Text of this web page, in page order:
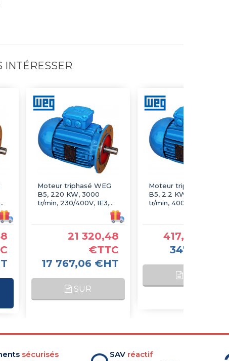
INTÉRESSER
Moteur triphasé WEG
B5, 220 KW, 3000
tr/min, 230/400V, IE3,
21 320,48
€TTC
17 767,06 €HT
SUR
Moteur triphasé WEG
B5, 2.2 KW, 3000
tr/min, 400/690V, IE3,
417,25 €TTC
347,71 €HT
sécurisés SAV réactif